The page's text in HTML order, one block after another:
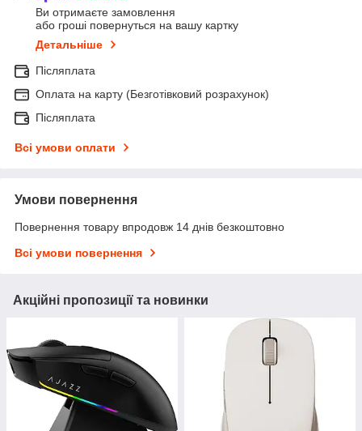
Ви отримаєте замовлення
або гроші повернуться на вашу картку
Детальніше
Післяплата
Оплата на карту (Безготівковий розрахунок)
Післяплата
Всі умови оплати
Умови повернення
Повернення товару впродовж 14 днів безкоштовно
Всі умови повернення
Акційні пропозиції та новинки